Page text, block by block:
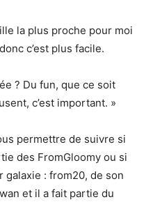
la plus proche pour moi
c’est plus facile.
? Du fun, que ce soit
c’est important. »
permettre de suivre si
des FromGloomy ou si
galaxie : from20, de son
et il a fait partie du